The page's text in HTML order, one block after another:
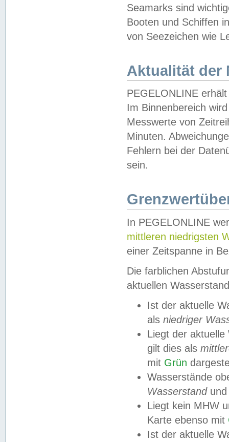
Seamarks sind
Booten und Schiffen
von Seezeichen wie
Aktualität der
PEGELONLINE
Im Binnenbereich
Messwerte von
Minuten.
Fehlern bei der
sein.
In PEGELONLINE
mittleren niedrigsten
einer Zeitspanne in
Die farblichen
aktuellen
Ist der aktuelle
als niedriger
Liegt der
gilt dies als
mit Grün
Wasserstände
Wasserstandund
Liegt kein MHW
Karte ebenso mit
Ist der aktuelle